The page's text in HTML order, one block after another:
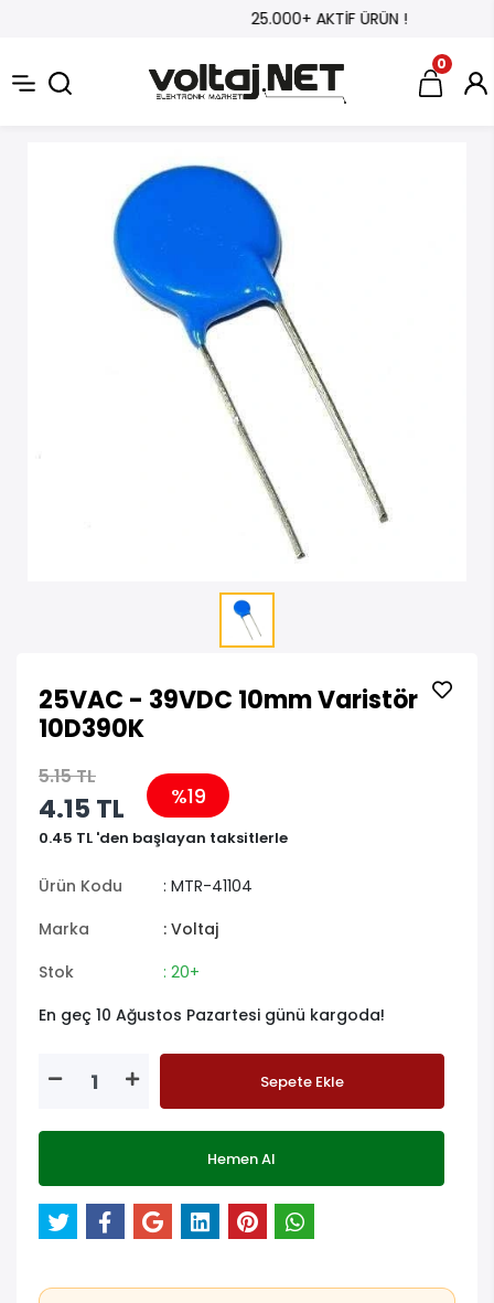
25.000+ AKTİF ÜRÜN !
0
25VAC - 39VDC 10mm Varistör
10D390K
5.15 TL
4.15 TL %19
0.45 TL 'den başlayan taksitlerle
Ürün Kodu
: MTR-41104
Marka
: Voltaj
Stok
: 20+
En geç 10 Ağustos Pazartesi günü kargoda!
Sepete Ekle
Hemen Al